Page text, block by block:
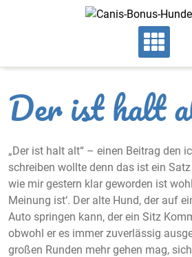
Der ist halt
„Der ist halt alt“ – einen Beitrag den
schreiben wollte denn das ist ein
wie mir gestern klar geworden ist
Meinung ist‘. Der alte Hund, der auf
Auto springen kann, der ein Sitz
obwohl er es immer zuverlässig
großen Runden mehr gehen mag,